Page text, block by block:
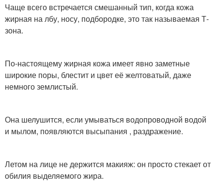
Чаще всего встречается смешанный тип, когда кожа
жирная на лбу, носу, подбородке, это так называемая Т-
зона.
По-настоящему жирная кожа имеет явно заметные
широкие поры, блестит и цвет её желтоватый, даже
немного землистый.
Она шелушится, если умываться водопроводной водой
и мылом, появляются высыпания , раздражение.
Летом на лице не держится макияж: он просто стекает от
обилия выделяемого жира.